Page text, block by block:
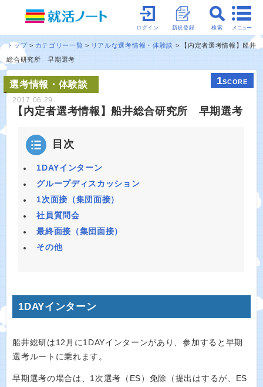
メニュー
検索
新規登録
ログイン
トップ カテゴリー一覧 リアルな選考情報・体験談
【内定者選考情報】船井
総合研究所 早期選考
選考情報・体験談 1SCORE
2017.06.29
【内定者選考情報】船井総合研究所 早期選考
目次
1DAYインターン
グループディスカッション
1次面接（集団面接）
社員質問会
最終面接（集団面接）
その他
1DAYインターン
船井総研は12月に1DAYインターンがあり、参加すると早期
選考ルートに乗れます。
早期選考の場合は、1次選考（ES）免除（提出はするが、ES